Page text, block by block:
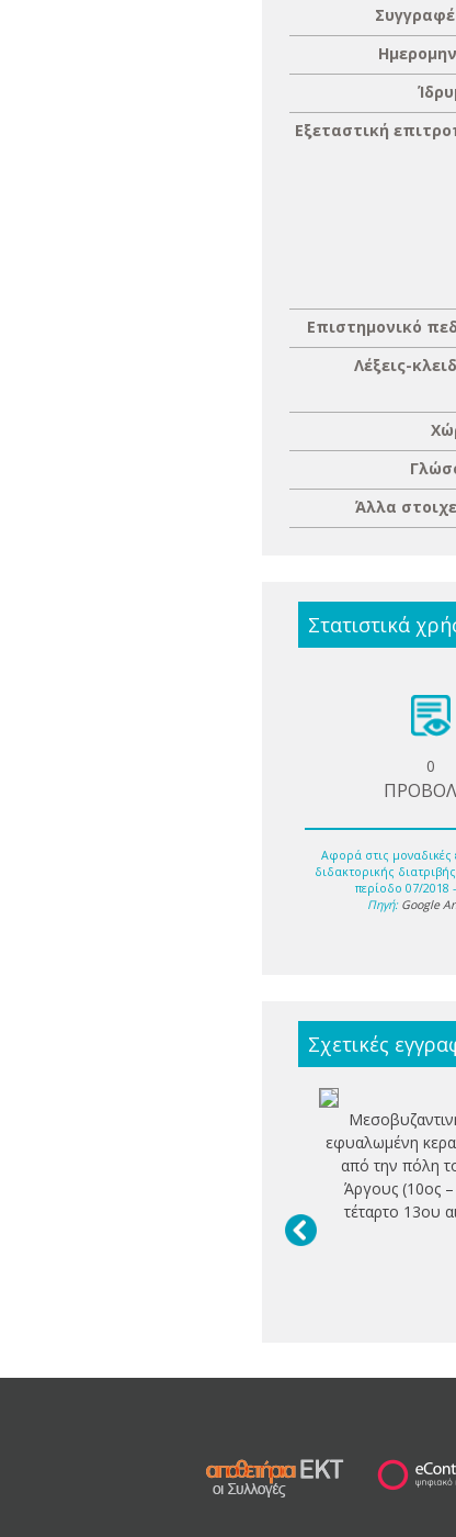
Εξεταστική
Επιστημονικό
Λέξεις-
Άλλα
Στατιστικά
0
Αφορά στις μοναδικές
διδακτορικής
περίοδο 07/2018
Πηγή: Google
Σχετικές
εφυαλωμένη
από την πόλη
Άργους (10ος –
τέταρτο 13ου